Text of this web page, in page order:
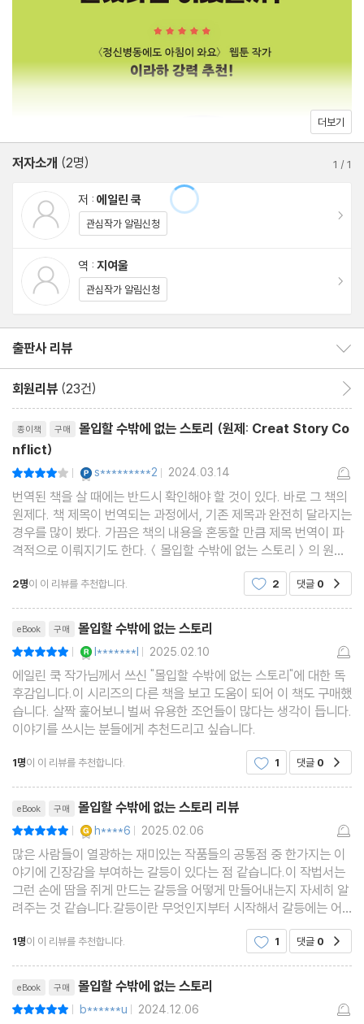
허우적대지 않도록 갈등 설계 팁을 하나하나 설명해준다.
1부에서는 갈등의 기초를, 2부에서는 그 기초를 토대로 문제 상황을
만드는 구체적 방법을 소개하며, ‘내 차례’ 페이지를 활용해 독자가
앞서 읽은 내용을 자신의 작품에 곧바로 적용해볼 수 있도록 구성했
다. 넷플릭스 화제작으로 떠오른 〈정신병동에도 아침이 와요〉의 원
작 웹툰을 그린 이라하 작가는 “돌이켜보면 내 초고가 재미없던 이
유는 ‘갈등’이 없어서였다. 그때 이 책을 알았다면 어땠을까?”라며
아낌없는 추천의 말을 보탰다.
독자를 사로잡고 작품에 긴장감을 부여하는 진정한 갈등은 이야기
안에 자연스레 녹아 있으면서도 시시때때로 튀어나와 독자를 놀라
게 한다. 과연 내 작품은 어떨까? 힘겹게 짜 넣은 사건에 확신이 서
지 않거나, 어디선가 들어본 설정인 것 같다는 느낌을 지울 수 없는
의 마음을 들썩이게 할 예리한 갈등을 만들어나가보자.
8장 갈등 원인 제대로 만들기 · 161
9장 비언어적 소통과 유머로 갈등 다채롭게 만들기 · 180
12장 동기 설정: 인물을 움직이는 근본 · 226
13장 자극과 막장 사이, 적당한 갈등 부여하는 법 · 230
감사의 말 · 235
참고 문헌 · 238
더보기
저자소개 (2명) 1 /1
저 : 에일린 쿡
관심작가 알림신청
역 : 지여울
관심작가 알림신청
출판사 리뷰
회원리뷰 (23건)
종이책 구매
몰입할 수밖에 없는 스토리 (원제: Creat Story Co
nflict)
| s*********2 | 2024.03.14
번역된 책을 살 때에는 반드시 확인해야 할 것이 있다. 바로 그 책의
원제다. 책 제목이 번역되는 과정에서, 기존 제목과 완전히 달라지는
경우를 많이 봤다. 가끔은 책의 내용을 혼동할 만큼 제목 번역이 파
격적으로 이뤄지기도 한다.＜몰입할 수밖에 없는 스토리＞의 원제
는 Creat Story Conflict 다. 그러니까 이 책은 스토리텔링의 필
수 요소인 갈등을 만드는 방법을 일러주는 책이다
2명이 이 리뷰를 추천합니다. 2 댓글 0
eBook 구매 몰입할 수밖에 없는 스토리
| l*******l | 2025.02.10
에일린 쿡 작가님께서 쓰신 "몰입할 수밖에 없는 스토리"에 대한 독
후감입니다.이 시리즈의 다른 책을 보고 도움이 되어 이 책도 구매했
습니다. 살짝 훑어보니 벌써 유용한 조언들이 많다는 생각이 듭니다.
이야기를 쓰시는 분들에게 추천드리고 싶습니다.
1명이 이 리뷰를 추천합니다. 1 댓글 0
eBook 구매 몰입할 수밖에 없는 스토리 리뷰
| h****6 | 2025.02.06
많은 사람들이 열광하는 재미있는 작품들의 공통점 중 한가지는 이
야기에 긴장감을 부여하는 갈등이 있다는 점 같습니다.이 작법서는
그런 손에 땀을 쥐게 만드는 갈등을 어떻게 만들어내는지 자세히 알
려주는 것 같습니다.갈등이란 무엇인지부터 시작해서 갈등에는 어
떤 종류가 있는지, 등장인물의 성격 유형 별로 갈등에 어떻게 대처하
는지 등 크게 참고가 되는 부분이 많은 것 같아요.
1명이 이 리뷰를 추천합니다. 1 댓글 0
eBook 구매 몰입할 수밖에 없는 스토리
| b******u | 2024.12.06